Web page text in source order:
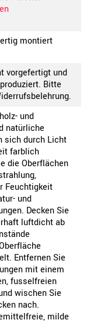
montiert
vorgefertigt und
Bitte
und
natürliche
sich durch Licht
farblich
die Oberflächen
Feuchtigkeit
und
Decken Sie
luftdicht ab
Entfernen Sie
mit einem
fusselfreien
wischen Sie
nach.
milde